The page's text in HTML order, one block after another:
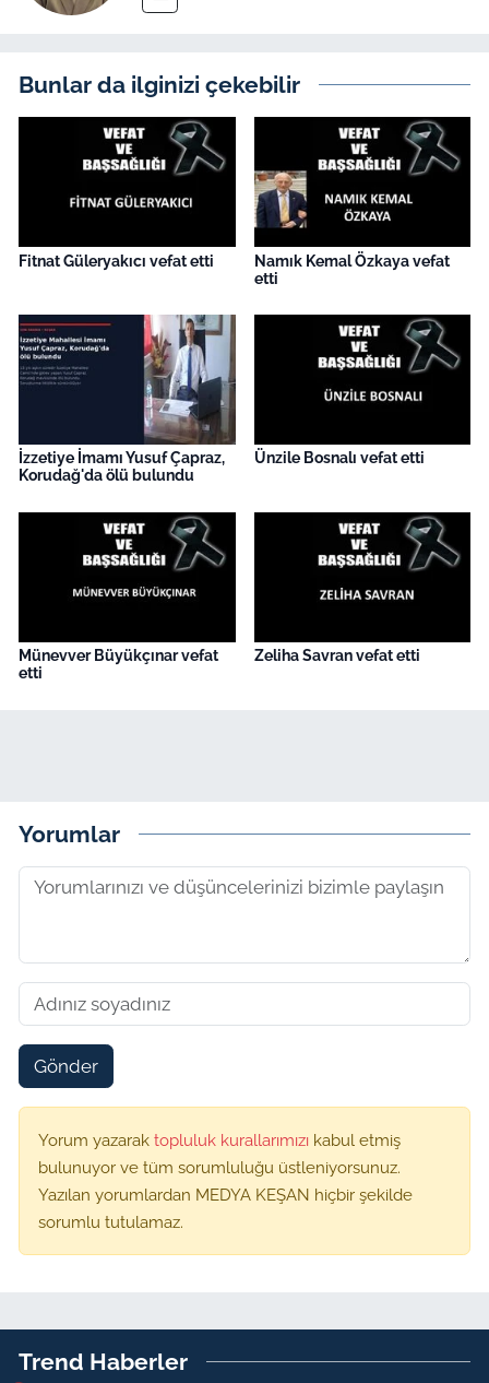
Bunlar da ilginizi çekebilir
Fitnat Güleryakıcı vefat etti
Namık Kemal Özkaya vefat
etti
İzzetiye İmamı Yusuf Çapraz,
Korudağ'da ölü bulundu
Ünzile Bosnalı vefat etti
Münevver Büyükçınar vefat
etti
Zeliha Savran vefat etti
Yorumlar
Gönder
Yorum yazarak topluluk kurallarımızı kabul etmiş
bulunuyor ve tüm sorumluluğu üstleniyorsunuz.
Yazılan yorumlardan MEDYA KEŞAN hiçbir şekilde
sorumlu tutulamaz.
Trend Haberler
Canlı Maç
Finans
Genel-A
Gündem-Eğitim